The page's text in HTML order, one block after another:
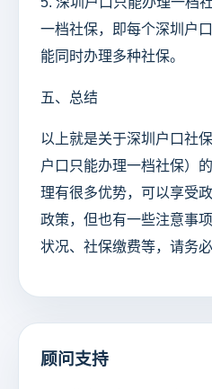
一档社保，即每个深圳户
能同时办理多种社保。
五、总结
以上就是关于深圳户口社
户口只能办理一档社保）
理有很多优势，可以享受
政策，但也有一些注意事
状况、社保缴费等，请务必
顾问支持